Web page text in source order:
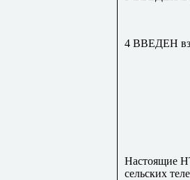
4 ВВЕДЕН
Настоящие
сельских